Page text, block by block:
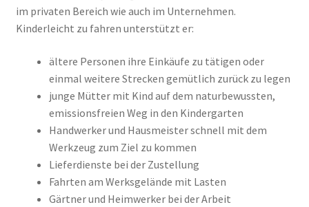
im privaten Bereich wie auch im Unternehmen.
Kinderleicht zu fahren unterstützt er:
ältere Personen ihre Einkäufe zu tätigen oder
einmal weitere Strecken gemütlich zurück zu legen
junge Mütter mit Kind auf dem naturbewussten,
emissionsfreien Weg in den Kindergarten
Handwerker und Hausmeister schnell mit dem
Werkzeug zum Ziel zu kommen
Lieferdienste bei der Zustellung
Fahrten am Werksgelände mit Lasten
Gärtner und Heimwerker bei der Arbeit